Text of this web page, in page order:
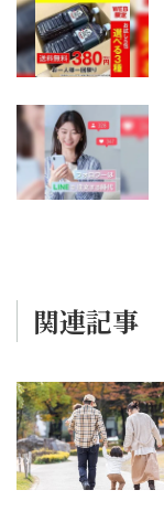
関連記事